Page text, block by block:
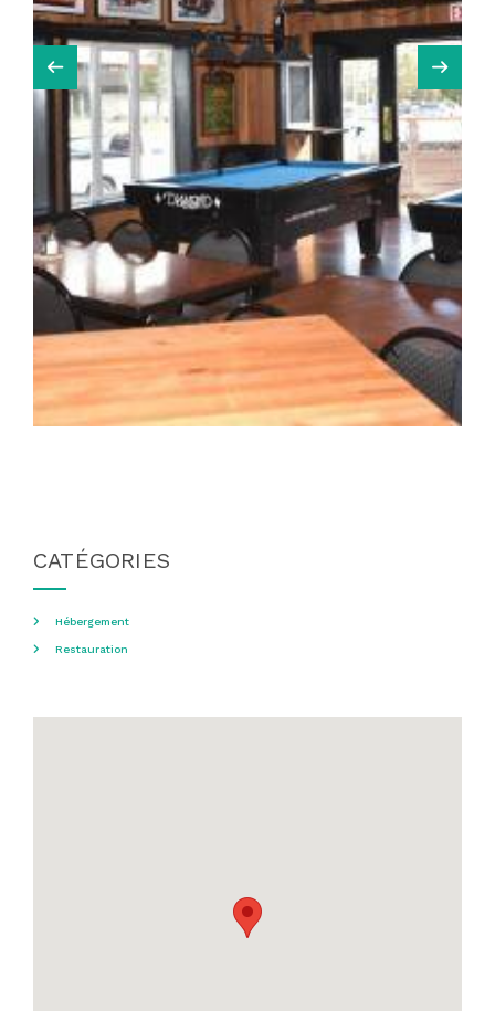
CATÉGORIES
Hébergement
Restauration